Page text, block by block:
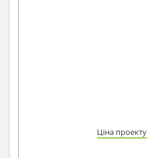
Ціна проекту